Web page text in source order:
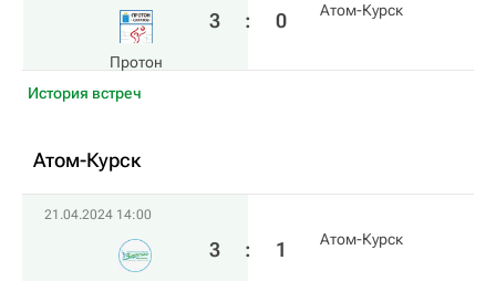
Протон
3 : 0 Атом-Курск
История встреч
Атом-Курск
21.04.2024 14:00
3 : 1 Атом-Курск